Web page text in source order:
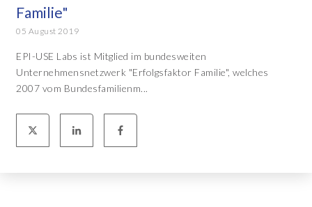
Familie"
05 August 2019
EPI-USE Labs ist Mitglied im bundesweiten
Unternehmensnetzwerk "Erfolgsfaktor Familie", welches
2007 vom Bundesfamilienm...